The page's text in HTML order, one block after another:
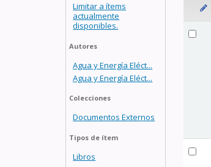
Limitar a ítems
actualmente
disponibles.
Autores
Agua y Energía Eléct...
Agua y Energía Eléct...
Colecciones
Documentos Externos
Tipos de ítem
Libros